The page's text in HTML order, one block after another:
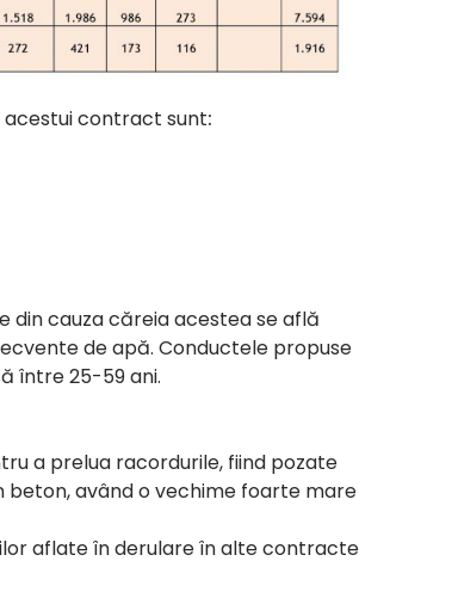
contract sunt:
din cauza căreia acestea se află
de apă. Conductele propuse
între 25-59 ani.
a prelua racordurile, fiind pozate
beton, având o vechime foarte mare
aflate în derulare în alte contracte